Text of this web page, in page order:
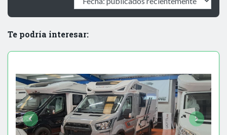
Te podría interesar: